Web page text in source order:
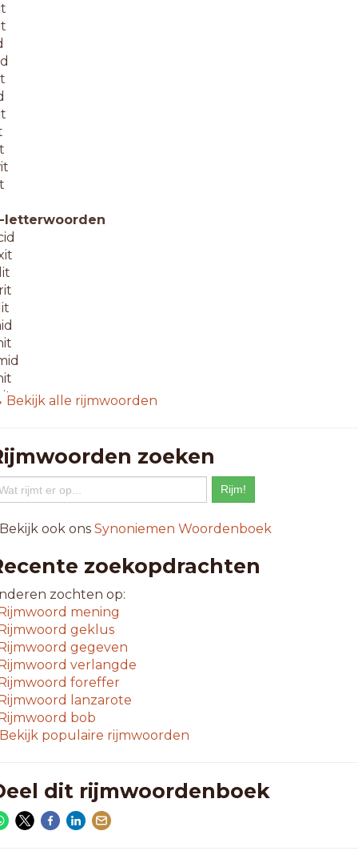
letterwoorden
letterwoorden
Bekijk alle rijmwoorden
zoeken
ook ons Synoniemen Woordenboek
zoekopdrachten
zochten op:
mening
geklus
gegeven
verlangde
foreffer
lanzarote
bob
Bekijk populaire rijmwoorden
dit rijmwoordenboek